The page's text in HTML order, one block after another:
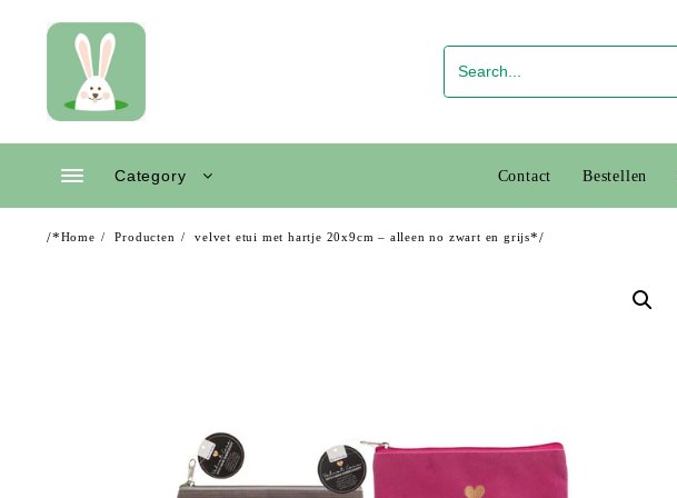
Category Contact Bestellen
/*Home Producten velvet etui met hartje 20x9cm – alleen no zwart en grijs*/